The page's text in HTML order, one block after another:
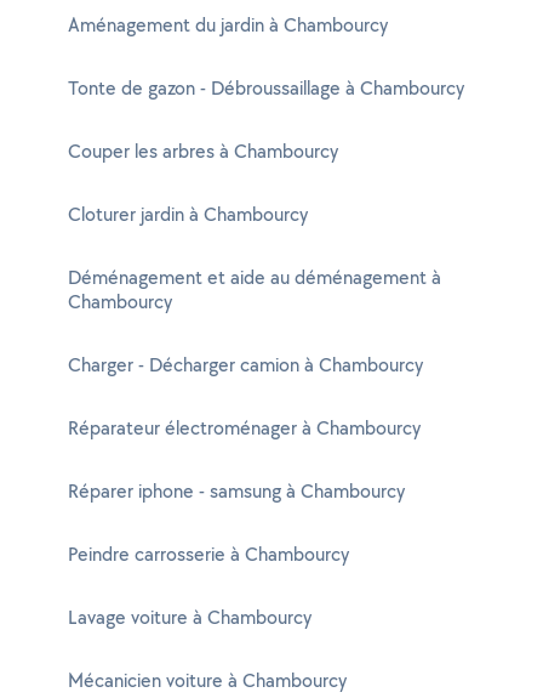
Aménagement du jardin à Chambourcy
Tonte de gazon - Débroussaillage à Chambourcy
Couper les arbres à Chambourcy
Cloturer jardin à Chambourcy
Déménagement et aide au déménagement à
Chambourcy
Charger - Décharger camion à Chambourcy
Réparateur électroménager à Chambourcy
Réparer iphone - samsung à Chambourcy
Peindre carrosserie à Chambourcy
Lavage voiture à Chambourcy
Mécanicien voiture à Chambourcy